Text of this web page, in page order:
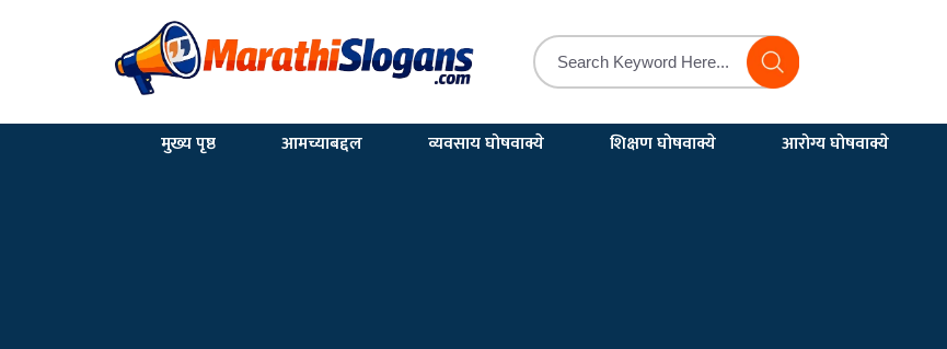
मुख्य पृष्ठ आमच्याबद्दल व्यवसाय घोषवाक्ये शिक्षण घोषवाक्ये आरोग्य घोषवाक्ये